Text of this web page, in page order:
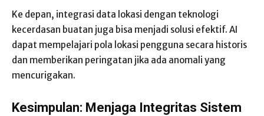
Ke depan, integrasi data lokasi dengan teknologi
kecerdasan buatan juga bisa menjadi solusi efektif. AI
dapat mempelajari pola lokasi pengguna secara historis
dan memberikan peringatan jika ada anomali yang
mencurigakan.
Kesimpulan: Menjaga Integritas Sistem